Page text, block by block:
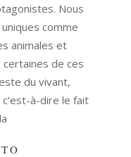
Nous
comme
animales et
de ces
du vivant,
à-dire le fait